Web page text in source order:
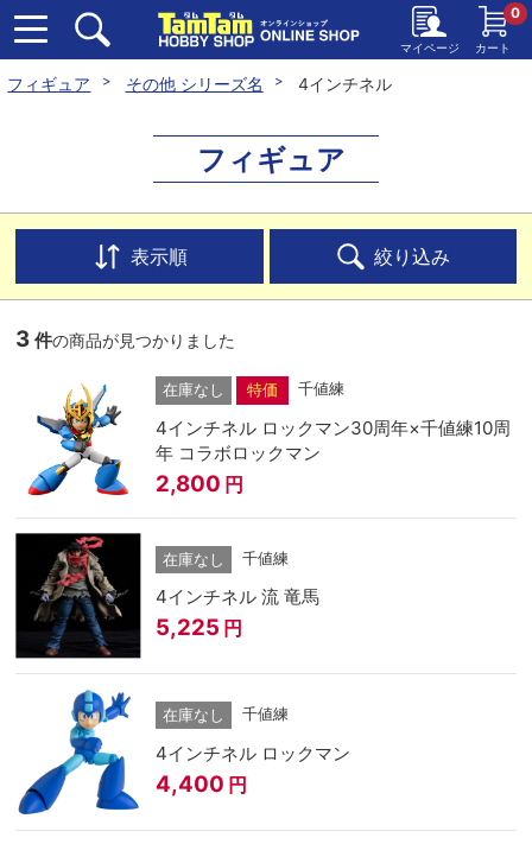
マイページ カート
0
フィギュア その他 シリーズ名 4インチネル
フィギュア
表示順 絞り込み
3 件の商品が見つかりました
在庫なし 特価 千値練
4インチネル ロックマン30周年×千値練10周
年 コラボロックマン
2,800 円
在庫なし 千値練
4インチネル 流 竜馬
5,225 円
在庫なし 千値練
4インチネル ロックマン
4,400 円